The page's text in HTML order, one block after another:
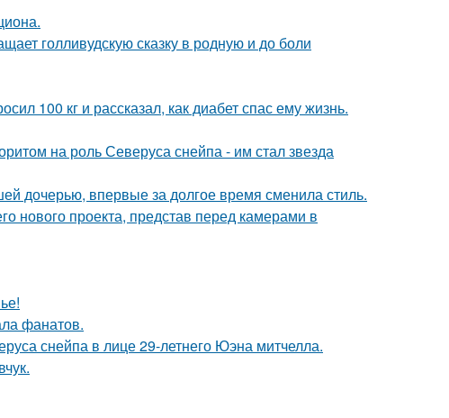
голливудскую сказку в родную и до боли
100 кг и рассказал, как диабет спас ему жизнь.
на роль Северуса снейпа - им стал звезда
дочерью, впервые за долгое время сменила стиль.
нового проекта, представ перед камерами в
фанатов.
снейпа в лице 29-летнего Юэна митчелла.